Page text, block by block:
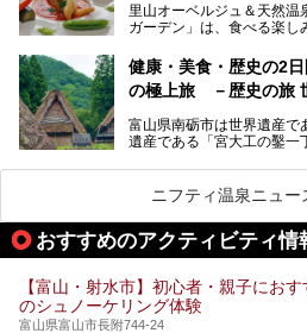
ートしたいと思います。
里山オーベルジュ＆天然温
ガーデン」は、食べる楽し
月、水はフレンチ、火、木
とディナーで味わえます。
す。
そんな「桜ヶ池クアガーデ
たのでじっくりご紹介しま
健康・美食・歴史の2
の極上旅 －歴史の旅
富山県南砺市は世界遺産で
遺産である「宮大工の鑿一
小京都・城端と、とても魅
ります。
城端の郊外に建つ里山オー
「桜ヶ池クアガーデン」に
てみませんか？
ニフティ温泉ニュー
おすすめのアクティビティ情
【富山・射水市】初心者・親子にお
のシュノーケリング体験
富山県富山市長附744-24